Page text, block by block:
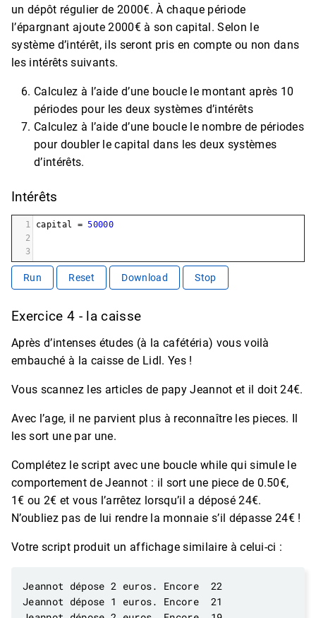
un dépôt régulier de 2000€. À chaque période
l’épargnant ajoute 2000€ à son capital. Selon le
système d’intérêt, ils seront pris en compte ou non dans
les intérêts suivants.
Calculez à l’aide d’une boucle le montant après 10
périodes pour les deux systèmes d’intérêts
Calculez à l’aide d’une boucle le nombre de périodes
pour doubler le capital dans les deux systèmes
d’intérêts.
Intérêts
1 capital = 50000
2
3
Run Reset Download Stop
Exercice 4 - la caisse
Après d’intenses études (à la cafétéria) vous voilà
embauché à la caisse de Lidl. Yes !
Vous scannez les articles de papy Jeannot et il doit 24€.
Avec l’age, il ne parvient plus à reconnaître les pieces. Il
les sort une par une.
Complétez le script avec une boucle while qui simule le
comportement de Jeannot : il sort une piece de 0.50€,
1€ ou 2€ et vous l’arrêtez lorsqu’il a déposé 24€.
N’oubliez pas de lui rendre la monnaie s’il dépasse 24€ !
Votre script produit un affichage similaire à celui-ci :